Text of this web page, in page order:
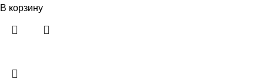
В корзину